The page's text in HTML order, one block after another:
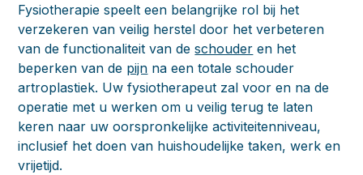
Fysiotherapie speelt een belangrijke rol bij het
verzekeren van veilig herstel door het verbeteren
van de functionaliteit van deschouder en het
beperken van de pijn na een totale schouder
artroplastiek. Uw fysiotherapeut zal voor en na de
operatie met u werken om u veilig terug te laten
keren naar uw oorspronkelijke activiteitenniveau,
inclusief het doen van huishoudelijke taken, werk en
vrijetijd.